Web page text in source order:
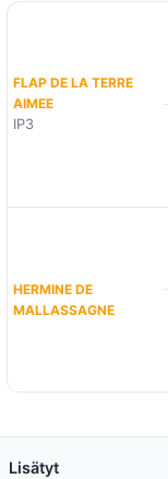
FLAP DE LA TERRE
AIMEE
IP3
HERMINE DE
MALLASSAGNE
Lisätyt